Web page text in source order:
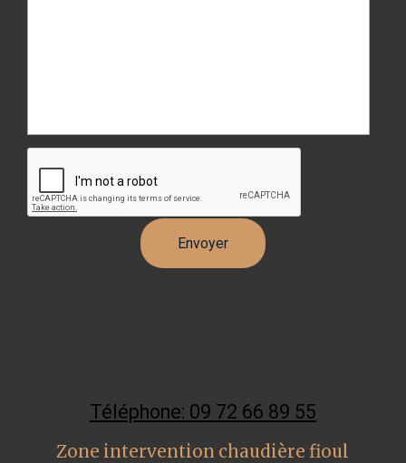
Téléphone: 09 72 66 89 55
Zone intervention chaudière fioul